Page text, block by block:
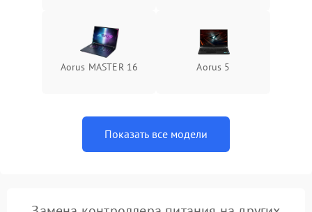
Aorus MASTER 16 Aorus 5
Показать все модели